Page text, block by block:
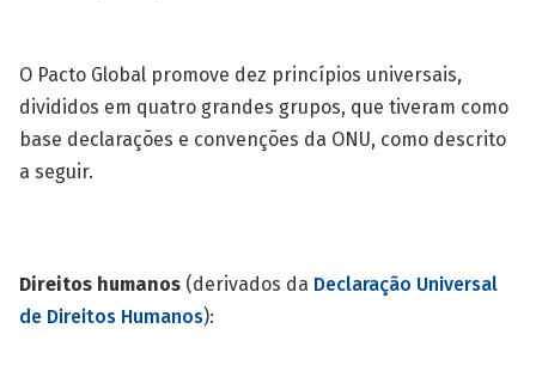
O Pacto Global promove dez princípios universais,
divididos em quatro grandes grupos, que tiveram como
base declarações e convenções da ONU, como descrito
a seguir.
Direitos humanos (derivados da Declaração Universal
de Direitos Humanos):